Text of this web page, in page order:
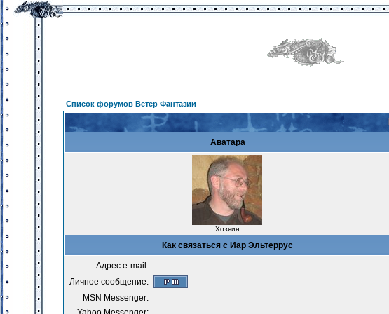
Список форумов Ветер Фантазии
Аватара
Хозяин
Как связаться с Иар Эльтеррус
Адрес e-mail:
Личное сообщение:
MSN Messenger: